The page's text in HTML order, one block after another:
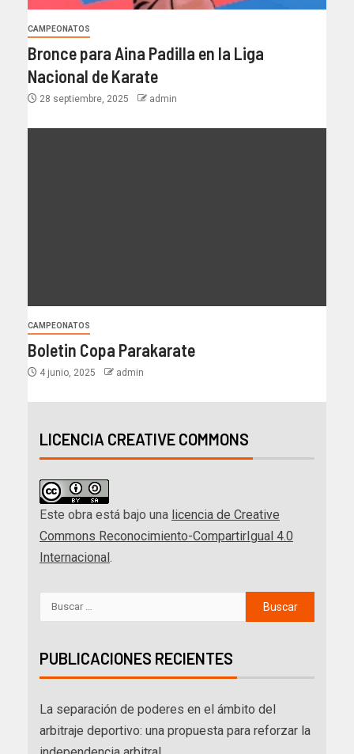
CAMPEONATOS
Bronce para Aina Padilla en la Liga
Nacional de Karate
28 septiembre, 2025 admin
CAMPEONATOS
Boletin Copa Parakarate
4 junio, 2025 admin
LICENCIA CREATIVE COMMONS
Este obra está bajo una licencia de Creative
Commons Reconocimiento-CompartirIgual 4.0
Internacional
PUBLICACIONES RECIENTES
La separación de poderes en el ámbito del
arbitraje deportivo: una propuesta para reforzar la